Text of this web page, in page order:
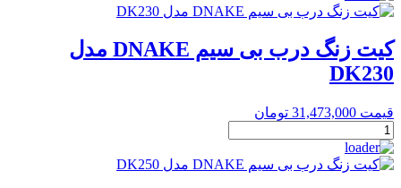
Akuvox
R29C
عدد
کیت زنگ درب بی سیم DNAKE مدل
DK230
قیمت 31,473,000 تومان
کیت
زنگ
درب